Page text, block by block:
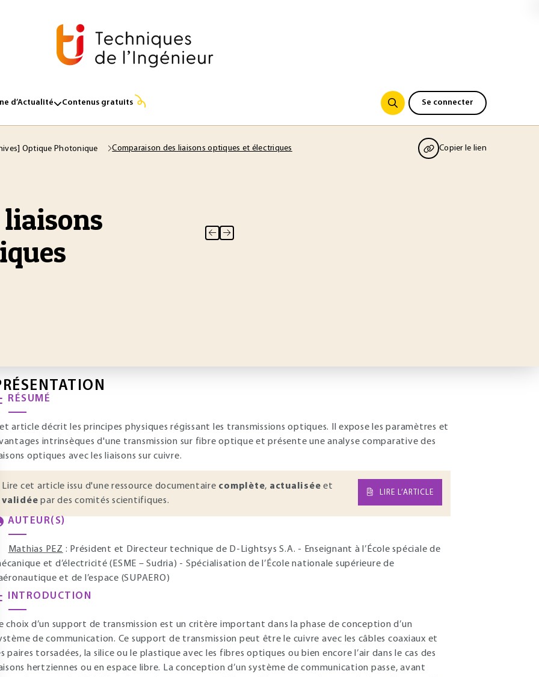
d’Actualité Contenus gratuits Se connecter
Optique Photonique Comparaison des liaisons optiques et électriques Copier le lien
liaisons
RÉSUMÉ
article décrit les principes physiques régissant les transmissions optiques. Il expose les paramètres et
intrinsèques d'une transmission sur fibre optique et présente une analyse comparative des
optiques avec les liaisons sur cuivre.
Lire cet article issu d'une ressource documentaire complète, actualisée et
validée par des comités scientifiques.
LIRE L’ARTICLE
AUTEUR(S)
Mathias PEZ : Président et Directeur technique de D-Lightsys S.A. - Enseignant à l’École spéciale de
et d’électricité (ESME – Sudria) - Spécialisation de l’École nationale supérieure de
et de l’espace (SUPAERO)
INTRODUCTION
choix d’un support de transmission est un critère important dans la phase de conception d’un
de communication. Ce support de transmission peut être le cuivre avec les câbles coaxiaux et
paires torsadées, la silice ou le plastique avec les fibres optiques ou bien encore l’air dans le cas des
hertziennes ou en espace libre. La conception d’un système de communication passe, avant